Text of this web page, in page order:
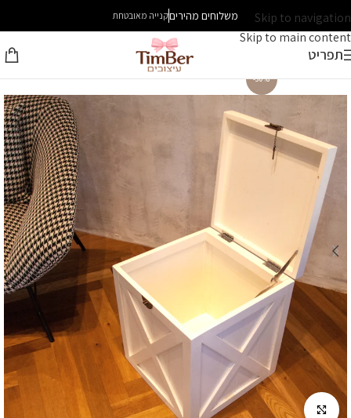
Skip to navigation
Skip to main content
משלוחים מהיריםקנייה מאובטחת
תפריט
-30%
לחץ להגדלה